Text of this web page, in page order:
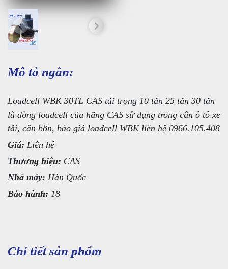
Mô tả ngắn:
Loadcell WBK 30TL CAS tải trọng 10 tấn 25 tấn 30 tấn
là dòng loadcell của hãng CAS sử dụng trong cân ô tô xe
tải, cân bồn, báo giá loadcell WBK liên hệ 0966.105.408
Giá: Liên hệ
Thương hiệu: CAS
Nhà máy: Hàn Quốc
Bảo hành: 18
Chi tiết sản phẩm